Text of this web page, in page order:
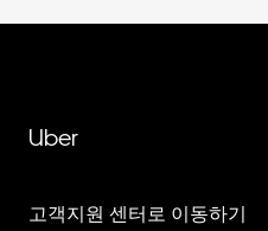
Uber
고객지원 센터로 이동하기